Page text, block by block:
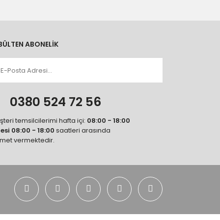
ABONELİK
0380 524 72 56
temsilcilerimi hafta içi: 08:00 - 18:00
08:00 - 18:00 saatleri arasında
vermektedir.